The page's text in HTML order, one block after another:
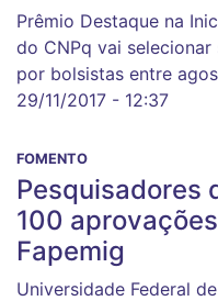
Prêmio Destaque na
do CNPq vai
por bolsistas entre
29/11/2017 - 12:37
FOMENTO
Pesquisadores
100
Fapemig
Universidade Federal